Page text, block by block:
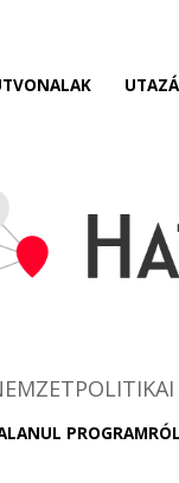
PROGRAMRÓL